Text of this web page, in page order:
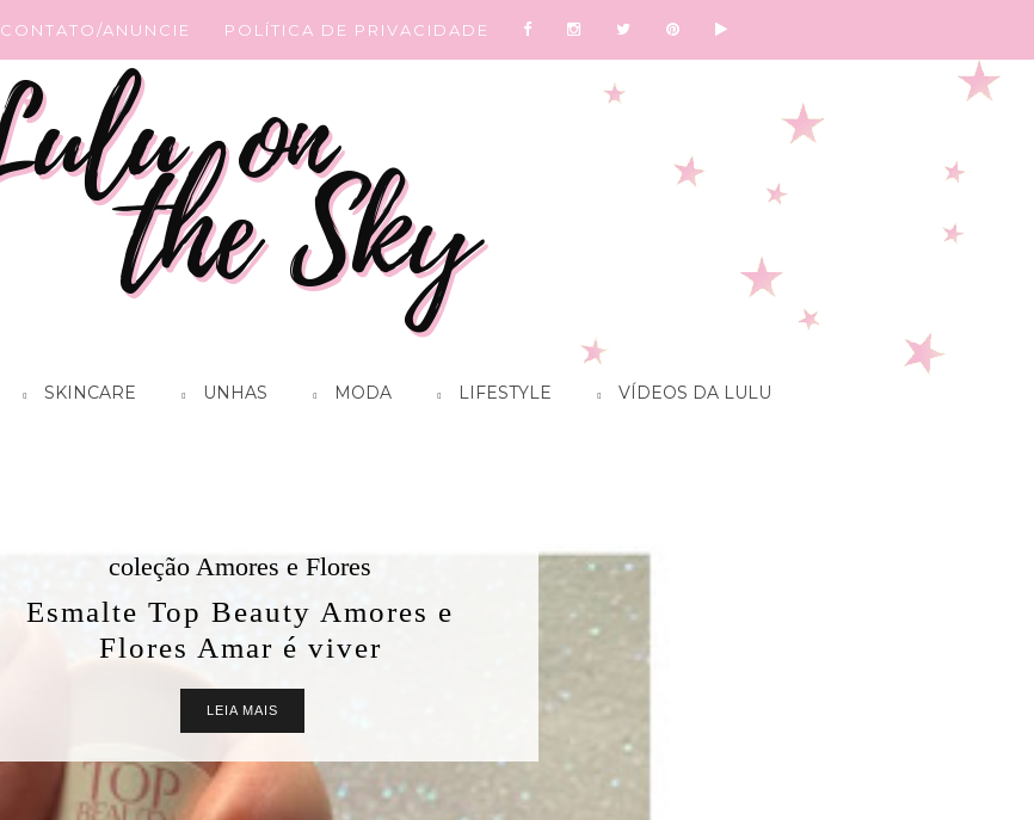
CONTATO/ANUNCIE POLÍTICA DE PRIVACIDADE
SKINCARE UNHAS MODA LIFESTYLE VÍDEOS DA LULU
coleção Amores e Flores
Esmalte Top Beauty Amores e
Flores Amar é viver
LEIA MAIS